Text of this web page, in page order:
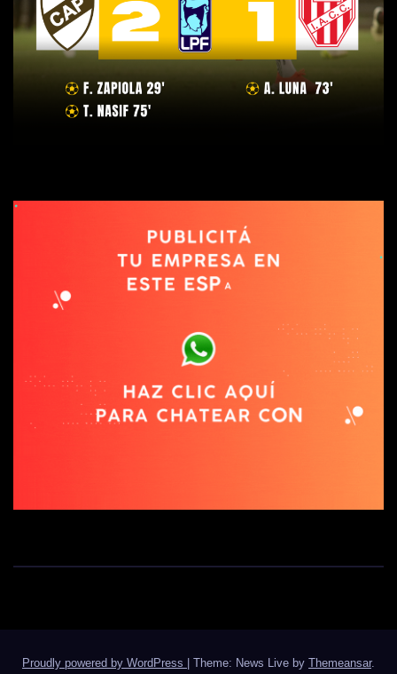
Proudly powered by WordPress Theme: News Live by Themeansar.